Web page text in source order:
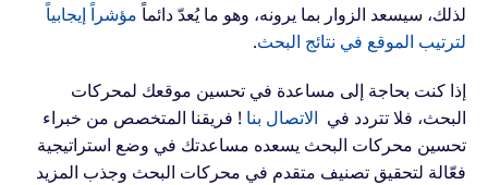
لذلك، سيسعد الزوار بما يرونه، وهو ما يُعدّ دائماًمؤشراً إيجابياً
لترتيب الموقع في نتائج البحث.
إذا كنت بحاجة إلى مساعدة في تحسين موقعك لمحركات
البحث، فلا تتردد في الاتصال بنا ! فريقنا المتخصص من خبراء
تحسين محركات البحث يسعده مساعدتك في وضع استراتيجية
فعّالة لتحقيق تصنيف متقدم في محركات البحث وجذب المزيد